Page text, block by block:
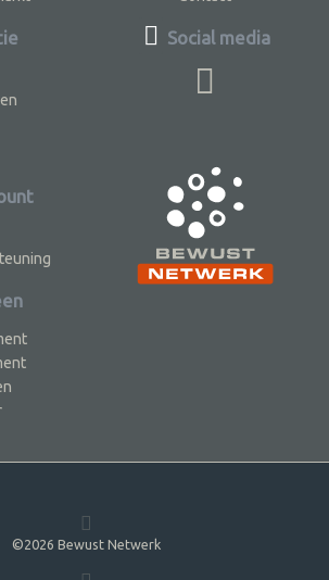
Social media
©2026 Bewust Netwerk